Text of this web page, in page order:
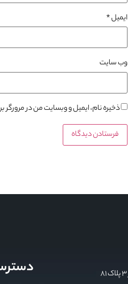
ایمیل*
وب‌ سایت
ذخیره نام، ایمیل و وبسایت من در